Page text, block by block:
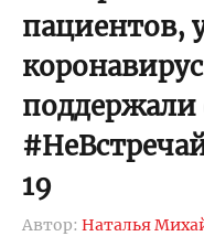
пациентов,
19
Автор: Наталья